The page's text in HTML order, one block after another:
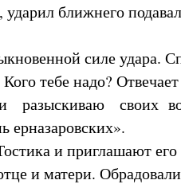
ударил ближнего
силе удара.
тебе надо?
своих
ерназаровских».
и приглашают
и матери.